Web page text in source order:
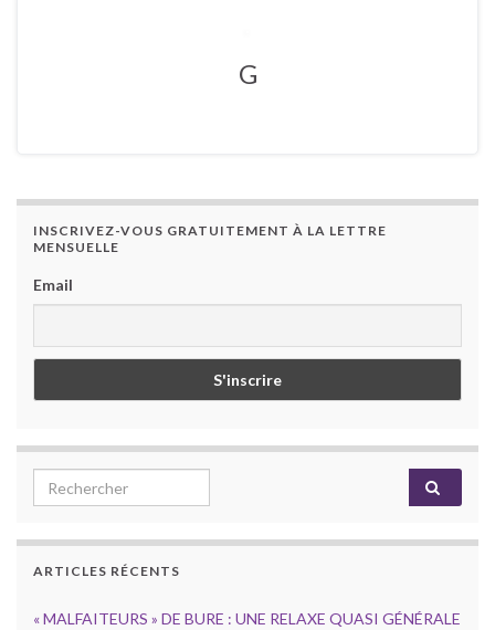
G
INSCRIVEZ-VOUS GRATUITEMENT À LA LETTRE
MENSUELLE
Email
Search for:
ARTICLES RÉCENTS
« MALFAITEURS » DE BURE : UNE RELAXE QUASI GÉNÉRALE